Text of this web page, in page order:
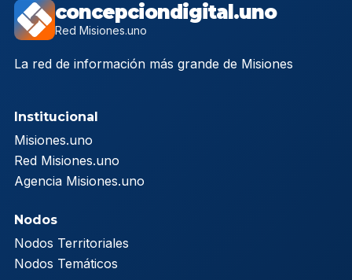
concepciondigital.uno
Red Misiones.uno
La red de información más grande de Misiones
Institucional
Misiones.uno
Red Misiones.uno
Agencia Misiones.uno
Nodos
Nodos Territoriales
Nodos Temáticos